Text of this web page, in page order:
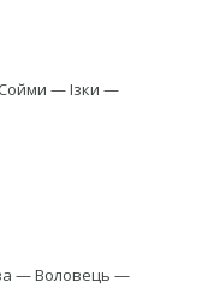
— Ізки —
— Воловець —